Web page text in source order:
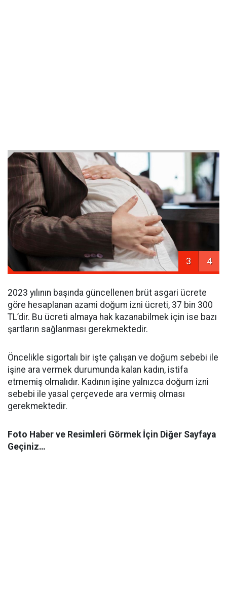
3 4
2023 yılının başında güncellenen brüt asgari ücrete
göre hesaplanan azami doğum izni ücreti, 37 bin 300
TL’dir. Bu ücreti almaya hak kazanabilmek için ise bazı
şartların sağlanması gerekmektedir.
Öncelikle sigortalı bir işte çalışan ve doğum sebebi ile
işine ara vermek durumunda kalan kadın, istifa
etmemiş olmalıdır. Kadının işine yalnızca doğum izni
sebebi ile yasal çerçevede ara vermiş olması
gerekmektedir.
Foto Haber ve Resimleri Görmek İçin Diğer Sayfaya
Geçiniz…